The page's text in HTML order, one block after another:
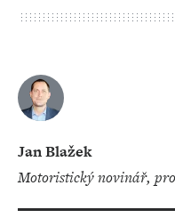
Jan Blažek
motoristický novinář,